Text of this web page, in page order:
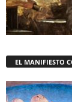
EL MANIFIESTO